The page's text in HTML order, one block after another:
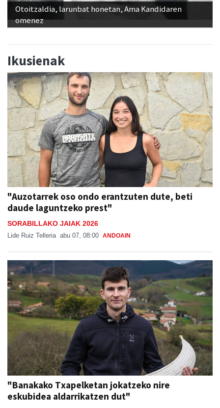
Otoitzaldia, larunbat honetan, Ama Kandidaren
omenez
Ikusienak
"Auzotarrek oso ondo erantzuten dute, beti
daude laguntzeko prest"
SORABILLAKO JAIAK 2026
Lide Ruiz Telleria abu 07, 08:00 ANDOAIN
"Banakako Txapelketan jokatzeko nire
eskubidea aldarrikatzen dut"